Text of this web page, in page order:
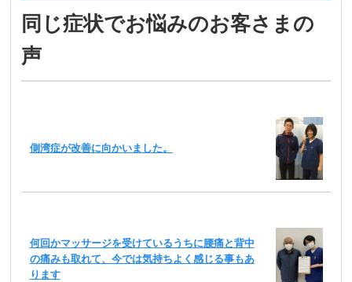
同じ症状でお悩みのお客さまの
声
側湾症が改善に向かいました。
何回かマッサージを受けているうちに腰痛と背中
の痛みも取れて、今では気持ちよく感じる事もあ
ります